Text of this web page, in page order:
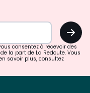
OK
consentez à recevoir des
la part de La Redoute. Vous
savoir plus, consultez